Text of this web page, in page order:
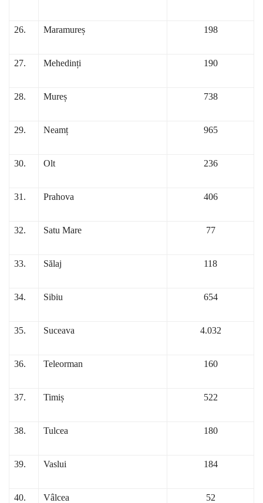
26. Maramureș 198
27. Mehedinți 190
28. Mureș 738
29. Neamț 965
30. Olt 236
31. Prahova 406
32. Satu Mare 77
33. Sălaj 118
34. Sibiu 654
35. Suceava 4.032
36. Teleorman 160
37. Timiș 522
38. Tulcea 180
39. Vaslui 184
40. Vâlcea 52